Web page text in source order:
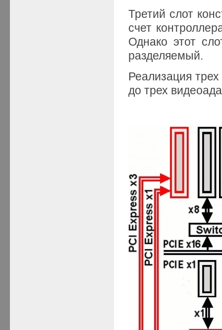
Третий слот
счет
Однако этот
разделяемый.
Реализация
до трех